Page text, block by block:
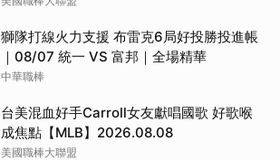
獅隊打線火力支援 布雷克6局好投勝投進帳
｜08/07 統一 VS 富邦｜全場精華
中華職棒
台美混血好手Carroll女友獻唱國歌 好歌喉
成焦點【MLB】2026.08.08
美國職棒大聯盟